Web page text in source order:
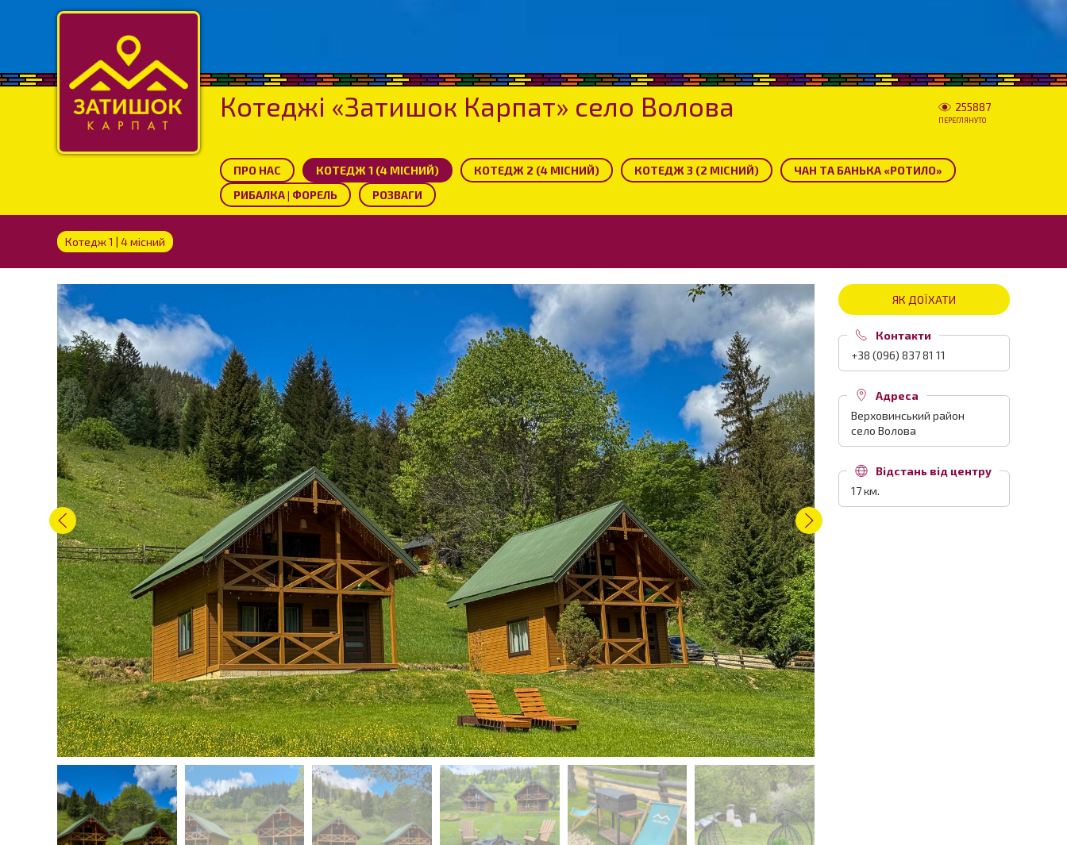
Котеджі «Затишок Карпат» село Волова 255887
ПЕРЕГЛЯНУТО
ПРО НАС КОТЕДЖ 1 (4 МІСНИЙ) КОТЕДЖ 2 (4 МІСНИЙ) КОТЕДЖ 3 (2 МІСНИЙ)
ЧАН ТА БАНЬКА «РОТИЛО»
РИБАЛКА | ФОРЕЛЬ
РОЗВАГИ
Котедж 1 | 4 місний
ЯК ДОЇХАТИ
Контакти
+38 (096) 837 81 11
Адреса
Верховинський район
село Волова
Відстань від центру
17 км.